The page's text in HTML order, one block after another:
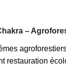
–
restauration